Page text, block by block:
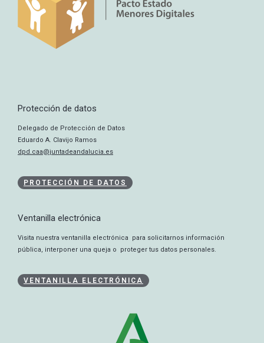
Protección de datos
Delegado de Protección de Datos
Eduardo A. Clavijo Ramos
dpd.caa@juntadeandalucia.es
PROTECCIÓN DE DATOS
Ventanilla electrónica
Visita nuestra ventanilla electrónica para solicitarnos información
pública, interponer una queja o proteger tus datos personales.
VENTANILLA ELECTRÓNICA